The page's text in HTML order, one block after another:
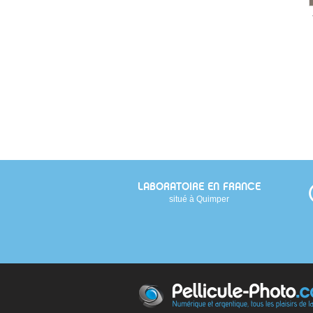
LABORATOIRE EN FRANCE
situé à Quimper